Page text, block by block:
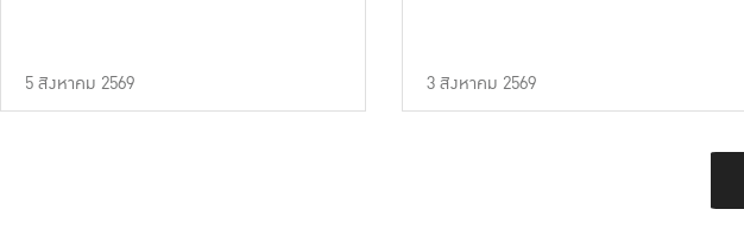
5 สิงหาคม 2569 3 สิงหาคม 2569